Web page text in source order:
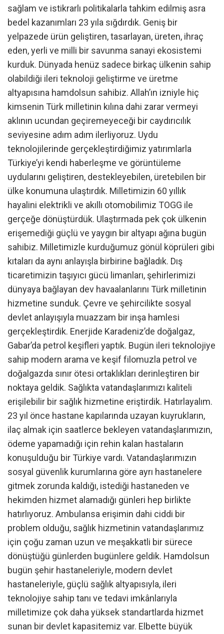
sağlam ve istikrarlı politikalarla tahkim edilmiş asra
bedel kazanımları 23 yıla sığdırdık. Geniş bir
yelpazede ürün geliştiren, tasarlayan, üreten, ihraç
eden, yerli ve milli bir savunma sanayi ekosistemi
kurduk. Dünyada henüz sadece birkaç ülkenin sahip
olabildiği ileri teknoloji geliştirme ve üretme
altyapısına hamdolsun sahibiz. Allah’ın izniyle hiç
kimsenin Türk milletinin kılına dahi zarar vermeyi
aklının ucundan geçiremeyeceği bir caydırıcılık
seviyesine adım adım ilerliyoruz. Uydu
teknolojilerinde gerçekleştirdiğimiz yatırımlarla
Türkiye’yi kendi haberleşme ve görüntüleme
uydularını geliştiren, destekleyebilen, üretebilen bir
ülke konumuna ulaştırdık. Milletimizin 60 yıllık
hayalini elektrikli ve akıllı otomobilimiz TOGG ile
gerçeğe dönüştürdük. Ulaştırmada pek çok ülkenin
erişemediği güçlü ve yaygın bir altyapı ağına bugün
sahibiz. Milletimizle kurduğumuz gönül köprüleri gibi
kıtaları da aynı anlayışla birbirine bağladık. Dış
ticaretimizin taşıyıcı gücü limanları, şehirlerimizi
dünyaya bağlayan dev havaalanlarını Türk milletinin
hizmetine sunduk. Çevre ve şehircilikte sosyal
devlet anlayışıyla muazzam bir inşa hamlesi
gerçekleştirdik. Enerjide Karadeniz’de doğalgaz,
Gabar’da petrol keşifleri yaptık. Bugün ileri teknolojiye
sahip modern arama ve keşif filomuzla petrol ve
doğalgazda sınır ötesi ortaklıkları derinleştiren bir
noktaya geldik. Sağlıkta vatandaşlarımızı kaliteli
erişilebilir bir sağlık hizmetine eriştirdik. Hatırlayalım.
23 yıl önce hastane kapılarında uzayan kuyrukların,
ilaç almak için saatlerce bekleyen vatandaşlarımızın,
ödeme yapamadığı için rehin kalan hastaların
konuşulduğu bir Türkiye vardı. Vatandaşlarımızın
sosyal güvenlik kurumlarına göre ayrı hastanelere
gitmek zorunda kaldığı, istediği hastaneden ve
hekimden hizmet alamadığı günleri hep birlikte
hatırlıyoruz. Ambulansa erişimin dahi ciddi bir
problem olduğu, sağlık hizmetinin vatandaşlarımız
için çoğu zaman uzun ve meşakkatli bir sürece
dönüştüğü günlerden bugünlere geldik. Hamdolsun
bugün şehir hastaneleriyle, modern devlet
hastaneleriyle, güçlü sağlık altyapısıyla, ileri
teknolojiye sahip tanı ve tedavi imkânlarıyla
milletimize çok daha yüksek standartlarda hizmet
sunan bir devlet kapasitemiz var. Elbette büyük